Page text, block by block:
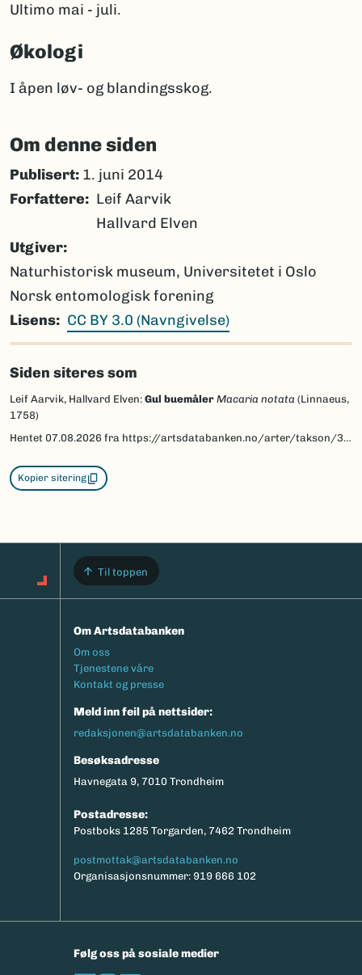
Ultimo mai - juli.
Økologi
I åpen løv- og blandingsskog.
Om denne siden
Publisert: 1. juni 2014
Forfattere
Leif Aarvik
Hallvard Elven
Utgiver
Naturhistorisk museum, Universitetet i Oslo
Norsk entomologisk forening
Lisens
CC BY 3.0 (Navngivelse)
Siden siteres som
Leif Aarvik, Hallvard Elven: Gul buemåler Macaria notata (Linnaeus,
1758)
Hentet 07.08.2026 fra https://artsdatabanken.no/arter/takson/30272/beskrivelse
Kopier sitering
Til toppen
Om Artsdatabanken
Footermeny
Om oss
Tjenestene våre
Kontakt og presse
Meld inn feil på nettsider:
redaksjonen@artsdatabanken.no
Besøksadresse
Havnegata 9, 7010 Trondheim
Postadresse:
Postboks 1285 Torgarden, 7462 Trondheim
postmottak@artsdatabanken.no
Organisasjonsnummer: 919 666 102
Følg oss på sosiale medier